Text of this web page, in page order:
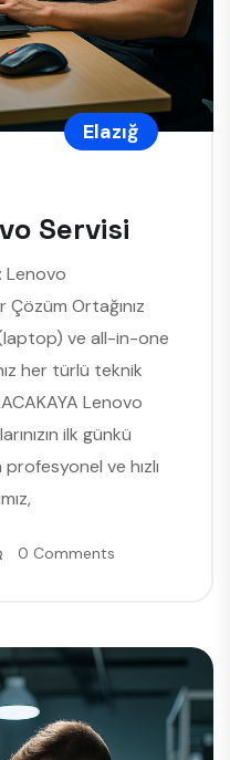
Elazığ
Servisi
Lenovo
Çözüm Ortağınız
ve all-in-one
her türlü teknik
Lenovo
ilk günkü
ve hızlı
0 Comments